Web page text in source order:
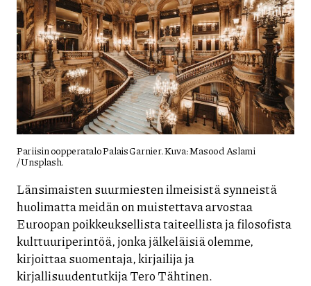
Pariisin oopperatalo Palais Garnier. Kuva: Masood Aslami
/ Unsplash.
Länsimaisten suurmiesten ilmeisistä synneistä
huolimatta meidän on muistettava arvostaa
Euroopan poikkeuksellista taiteellista ja filosofista
kulttuuriperintöä, jonka jälkeläisiä olemme,
kirjoittaa suomentaja, kirjailija ja
kirjallisuudentutkija Tero Tähtinen.